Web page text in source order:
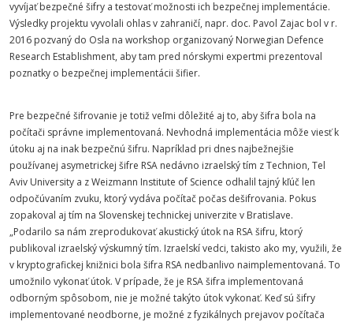
vyvíjať bezpečné šifry a testovať možnosti ich bezpečnej implementácie.
Výsledky projektu vyvolali ohlas v zahraničí, napr. doc. Pavol Zajac bol v r.
2016 pozvaný do Osla na workshop organizovaný Norwegian Defence
Research Establishment, aby tam pred nórskymi expertmi prezentoval
poznatky o bezpečnej implementácii šifier.
Pre bezpečné šifrovanie je totiž veľmi dôležité aj to, aby šifra bola na
počítači správne implementovaná. Nevhodná implementácia môže viesť k
útoku aj na inak bezpečnú šifru. Napríklad pri dnes najbežnejšie
používanej asymetrickej šifre RSA nedávno izraelský tím z Technion, Tel
Aviv University a z Weizmann Institute of Science odhalil tajný kľúč len
odpočúvaním zvuku, ktorý vydáva počítač počas dešifrovania. Pokus
zopakoval aj tím na Slovenskej technickej univerzite v Bratislave.
„Podarilo sa nám zreprodukovať akustický útok na RSA šifru, ktorý
publikoval izraelský výskumný tím. Izraelskí vedci, takisto ako my, využili, že
v kryptografickej knižnici bola šifra RSA nedbanlivo naimplementovaná. To
umožnilo vykonať útok. V prípade, že je RSA šifra implementovaná
odborným spôsobom, nie je možné takýto útok vykonať. Keď sú šifry
implementované neodborne, je možné z fyzikálnych prejavov počítača